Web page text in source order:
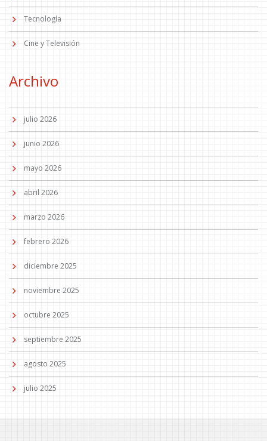
Tecnología
Cine y Televisión
Archivo
julio 2026
junio 2026
mayo 2026
abril 2026
marzo 2026
febrero 2026
diciembre 2025
noviembre 2025
octubre 2025
septiembre 2025
agosto 2025
julio 2025